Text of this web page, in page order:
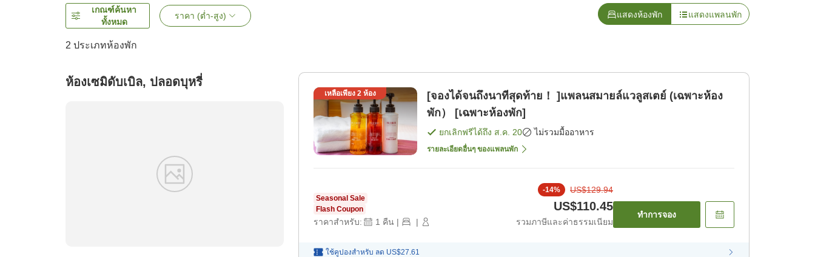
เกณฑ์ค้นหา
ทั้งหมด
ราคา (ต่ำ-สูง) แสดงห้องพัก แสดงแพลนพัก
2 ประเภทห้องพัก
ห้องเซมิดับเบิล, ปลอดบุหรี่
เหลือเพียง 2ห้อง
[จองได้จนถึงนาทีสุดท้าย！ ]แพลนสมายล์แวลูสเตย์ (เฉพาะห้อง
พัก） [เฉพาะห้องพัก]
ยกเลิกฟรีได้ถึง ส.ค. 20 ไม่รวมมื้ออาหาร
รายละเอียดอื่นๆ ของแพลนพัก
Seasonal Sale
Flash Coupon
ราคาสำหรับ: 1 คืน | |
-14% US$129.94
US$110.45
รวมภาษีและค่าธรรมเนียม
ทำการจอง
ใช้คูปองสำหรับ ลด US$27.61